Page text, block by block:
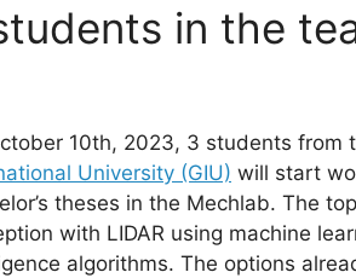
in the
10th, 2023, 3 students from
University (GIU) will start
theses in the Mechlab. The
with LIDAR using machine
algorithms. The options